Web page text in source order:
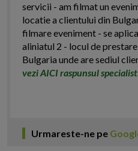
servicii - am filmat un
locatie a clientului din
filmare eveniment - se
aliniatul 2 - locul de
Bulgaria unde are sediul
vezi AICI raspunsul
Urmareste-ne pe